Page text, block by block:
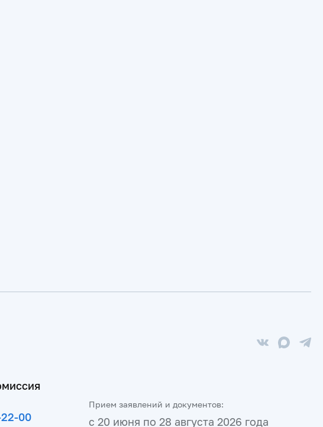
00
Прием заявлений и документов:
с 20 июня по 28 августа 2026 года